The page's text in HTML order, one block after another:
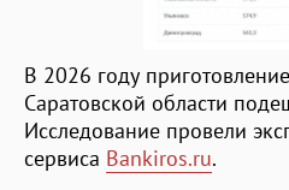
В 2026 году
Саратовской области
Исследование провели
сервиса Bankiros.ru.